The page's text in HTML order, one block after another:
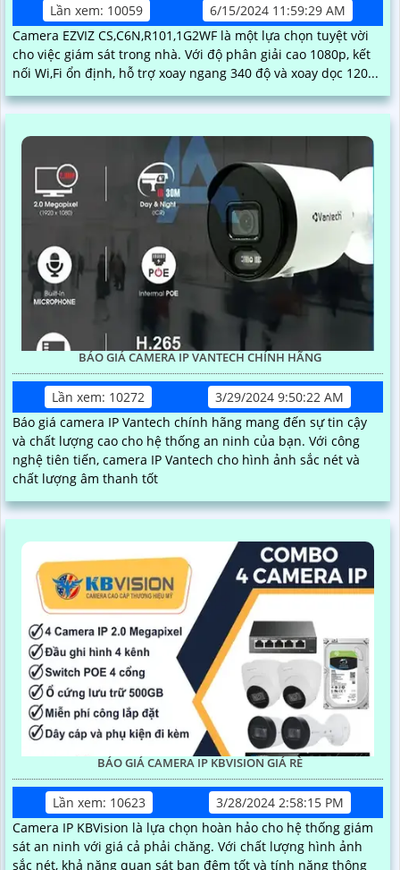
Lần xem: 10059
6/15/2024 11:59:29 AM
Camera EZVIZ CS,C6N,R101,1G2WF là một lựa chọn tuyệt vời
cho việc giám sát trong nhà. Với độ phân giải cao 1080p, kết
nối Wi,Fi ổn định, hỗ trợ xoay ngang 340 độ và xoay dọc 120...
BÁO GIÁ CAMERA IP VANTECH CHÍNH HÃNG
Lần xem: 10272
3/29/2024 9:50:22 AM
Báo giá camera IP Vantech chính hãng mang đến sự tin cậy
và chất lượng cao cho hệ thống an ninh của bạn. Với công
nghệ tiên tiến, camera IP Vantech cho hình ảnh sắc nét và
chất lượng âm thanh tốt
BÁO GIÁ CAMERA IP KBVISION GIÁ RÈ
Lần xem: 10623
3/28/2024 2:58:15 PM
Camera IP KBVision là lựa chọn hoàn hảo cho hệ thống giám
sát an ninh với giá cả phải chăng. Với chất lượng hình ảnh
sắc nét, khả năng quan sát ban đêm tốt và tính năng thông